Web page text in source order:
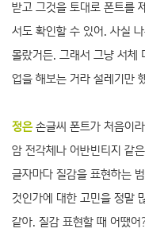
받고 그것을 토대로 폰트를
서도 확인할 수 있어. 사실
몰랐거든. 그래서 그냥 서체
업을 해보는 거라 설레기만
정은손글씨 폰트가 처음이
암 전각체나 어반빈티지 같
글자마다 질감을 표현하는
것인가에 대한 고민을 정말
같아. 질감 표현할 때 어땠어